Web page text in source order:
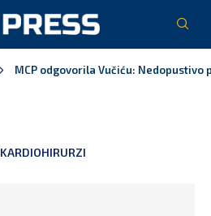
MCP odgovorila Vučiću:
KARDIOHIRURZI